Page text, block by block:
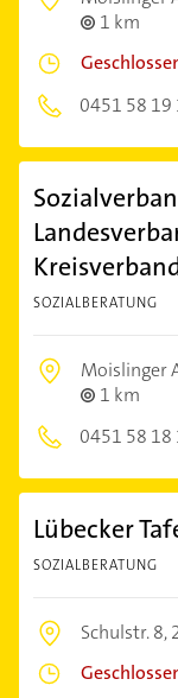
1 km
0451 58 19
SOZIALBERATUNG
Moislinger
1 km
0451 58 18
Lübecker
SOZIALBERATUNG
Schulstr. 8,